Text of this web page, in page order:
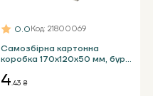
Самозбірна картонна
коробка 170х120х50 мм, бура
0.0Код: 21800069
4.43 ₴